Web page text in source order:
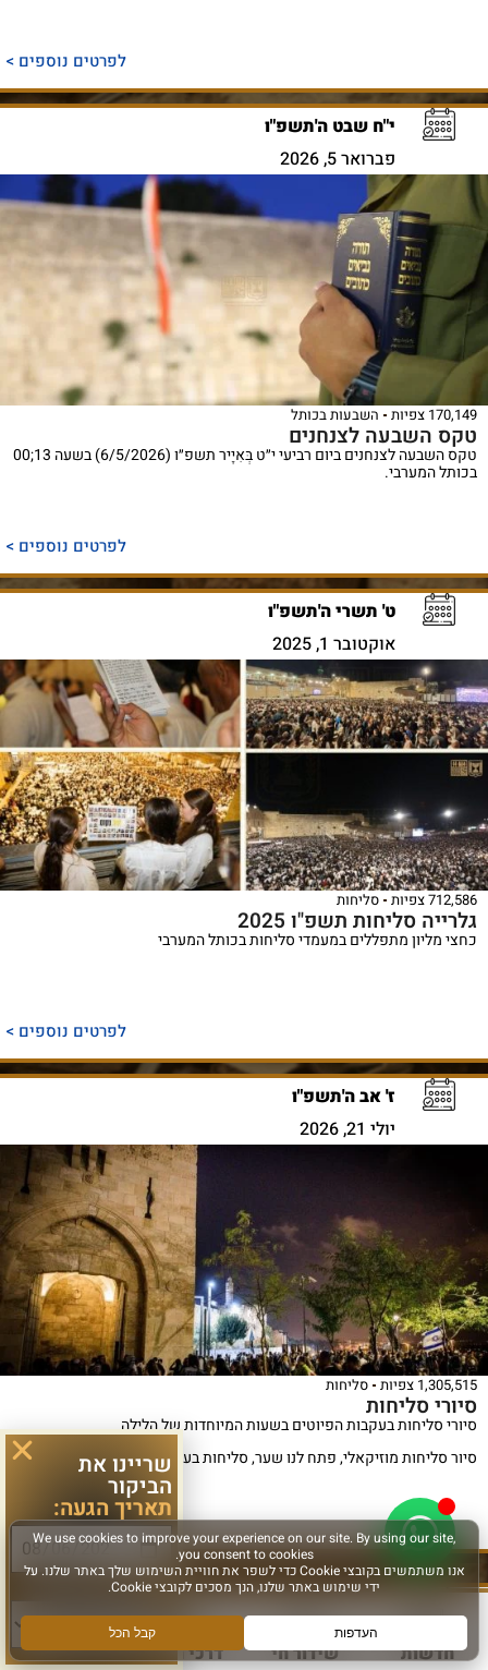
לפרטים נוספים >
י"ח שבט ה'תשפ"ו
פברואר 5, 2026
170,149 צפיות השבעות בכותל
טקס השבעה לצנחנים
טקס השבעה לצנחנים ביום רביעי י״ט בְּאִיָיר תשפ״ו (6/5/2026) בשעה 13;00
בכותל המערבי.
לפרטים נוספים >
ט' תשרי ה'תשפ"ו
אוקטובר 1, 2025
712,586 צפיות סליחות
גלרייה סליחות תשפ"ו 2025
כחצי מליון מתפללים במעמדי סליחות בכותל המערבי
לפרטים נוספים >
ז' אב ה'תשפ"ו
יולי 21, 2026
1,305,515 צפיות סליחות
סיורי סליחות
סיורי סליחות בעקבות הפיוטים בשעות המיוחדות של הלילה
סיור סליחות מוזיקאלי, פתח לנו שער, סליחות בעתיקות , ממעמקים קראתיך ,
לפרטים נוספים >
כ"א אב ה'תשפ"ו
אוגוסט 4, 2026
חדשות שידור חי דרכי הגעה עוד
שריינו את
הביקור
תאריך הגעה:
סוג פעילות: